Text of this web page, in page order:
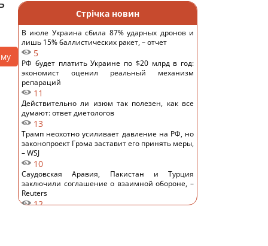
Стрічка новин
В июле Украина сбила 87% ударных дронов и
лишь 15% баллистических ракет, – отчет
5
РФ будет платить Украине по $20 млрд в год:
экономист оценил реальный механизм
репараций
11
Действительно ли изюм так полезен, как все
думают: ответ диетологов
13
Трамп неохотно усиливает давление на РФ, но
законопроект Грэма заставит его принять меры,
– WSJ
10
Саудовская Аравия, Пакистан и Турция
заключили соглашение о взаимной обороне, –
Reuters
12